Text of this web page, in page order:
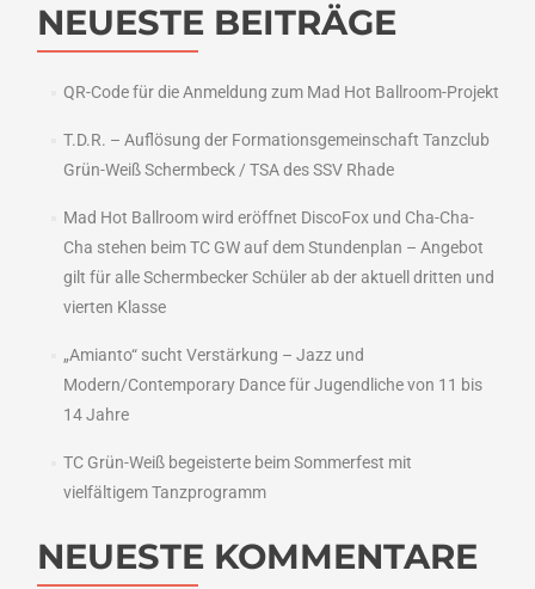
NEUESTE BEITRÄGE
QR-Code für die Anmeldung zum Mad Hot Ballroom-Projekt
T.D.R. – Auflösung der Formationsgemeinschaft Tanzclub
Grün-Weiß Schermbeck / TSA des SSV Rhade
Mad Hot Ballroom wird eröffnet DiscoFox und Cha-Cha-
Cha stehen beim TC GW auf dem Stundenplan – Angebot
gilt für alle Schermbecker Schüler ab der aktuell dritten und
vierten Klasse
„Amianto“ sucht Verstärkung – Jazz und
Modern/Contemporary Dance für Jugendliche von 11 bis
14 Jahre
TC Grün-Weiß begeisterte beim Sommerfest mit
vielfältigem Tanzprogramm
NEUESTE KOMMENTARE